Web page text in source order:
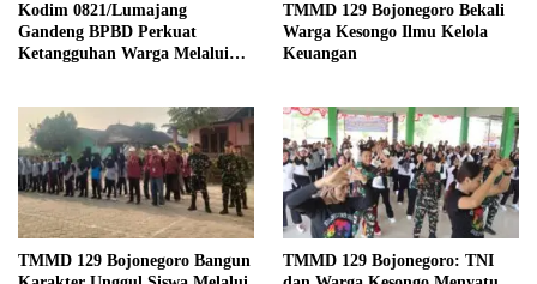
Kodim 0821/Lumajang
Gandeng BPBD Perkuat
Ketangguhan Warga Melalui
TMMD 129 Bojonegoro Bekali
Warga Kesongo Ilmu Kelola
Keuangan
TMMD 129 Bojonegoro Bangun
TMMD 129 Bojonegoro: TNI